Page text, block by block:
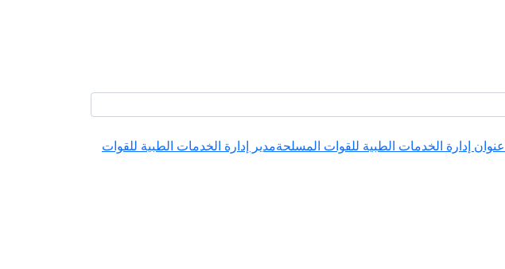
عنوان إدارة الخدمات الطبية للقوات المسلحةمدير إدارة الخدمات الطبية للقوات